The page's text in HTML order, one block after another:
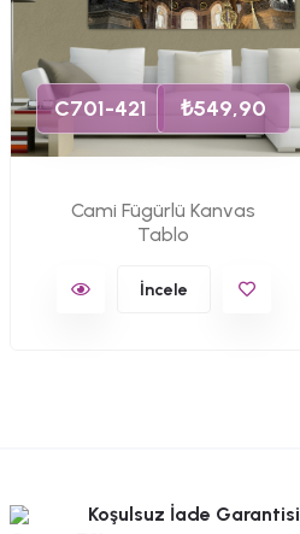
C701-421 ₺549,90
Cami Fügürlü Kanvas
Tablo
İncele
Koşulsuz İade Garantisi